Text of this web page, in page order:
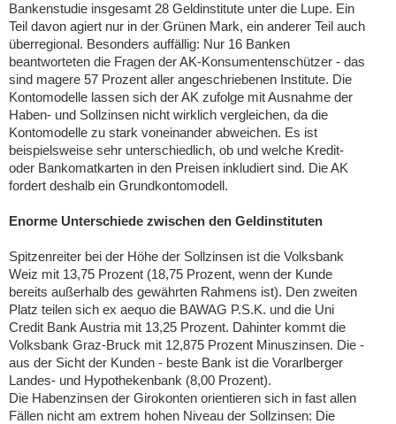
Bankenstudie insgesamt 28 Geldinstitute unter die Lupe. Ein
Teil davon agiert nur in der Grünen Mark, ein anderer Teil auch
überregional. Besonders auffällig: Nur 16 Banken
beantworteten die Fragen der AK-Konsumentenschützer - das
sind magere 57 Prozent aller angeschriebenen Institute. Die
Kontomodelle lassen sich der AK zufolge mit Ausnahme der
Haben- und Sollzinsen nicht wirklich vergleichen, da die
Kontomodelle zu stark voneinander abweichen. Es ist
beispielsweise sehr unterschiedlich, ob und welche Kredit-
oder Bankomatkarten in den Preisen inkludiert sind. Die AK
fordert deshalb ein Grundkontomodell.
Enorme Unterschiede zwischen den Geldinstituten
Spitzenreiter bei der Höhe der Sollzinsen ist die Volksbank
Weiz mit 13,75 Prozent (18,75 Prozent, wenn der Kunde
bereits außerhalb des gewährten Rahmens ist). Den zweiten
Platz teilen sich ex aequo die BAWAG P.S.K. und die Uni
Credit Bank Austria mit 13,25 Prozent. Dahinter kommt die
Volksbank Graz-Bruck mit 12,875 Prozent Minuszinsen. Die -
aus der Sicht der Kunden - beste Bank ist die Vorarlberger
Landes- und Hypothekenbank (8,00 Prozent).
Die Habenzinsen der Girokonten orientieren sich in fast allen
Fällen nicht am extrem hohen Niveau der Sollzinsen: Die